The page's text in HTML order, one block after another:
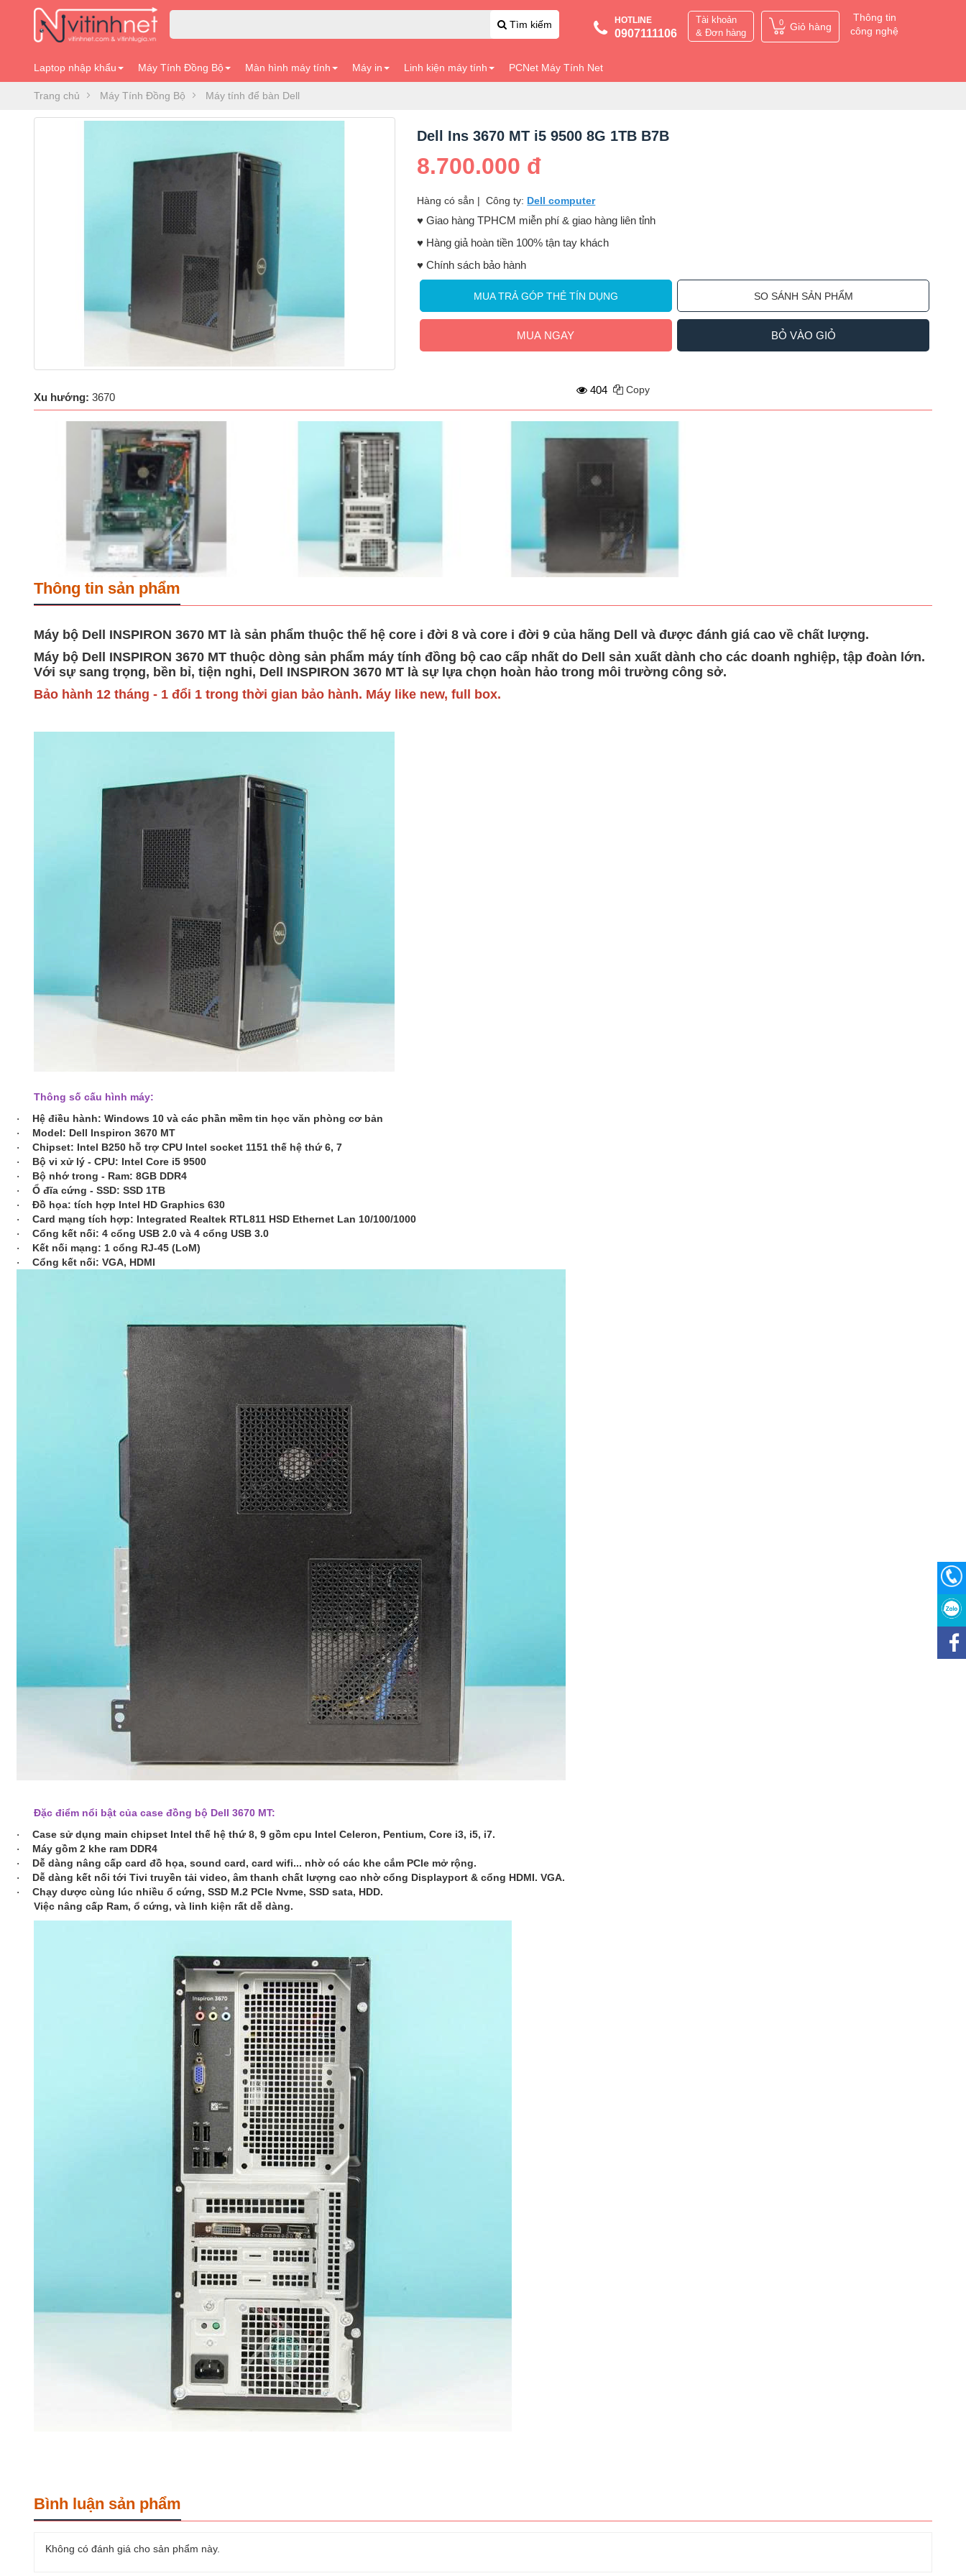
Tìm kiếm HOTLINE
0907111106
Tài khoản
& Đơn hàng
0 Giỏ hàng
Thông tin
công nghệ
Laptop nhập khẩu Máy Tính Đồng Bộ Màn hình máy tính Máy in Linh kiện máy tính PCNet Máy Tính Net
Trang chủ Máy Tính Đồng Bộ Máy tính để bàn Dell
Dell Ins 3670 MT i5 9500 8G 1TB B7B
8.700.000 đ
Hàng có sẳn |Công ty: Dell computer
♥️ Giao hàng TPHCM miễn phí & giao hàng liên tỉnh
♥️ Hàng giả hoàn tiền 100% tận tay khách
♥️ Chính sách bảo hành
MUA TRẢ GÓP THẺ TÍN DỤNG SO SÁNH SẢN PHẨM
MUA NGAY BỎ VÀO GIỎ
Xu hướng: 3670
404 Copy
Thông tin sản phẩm
Máy bộ Dell INSPIRON 3670 MT là sản phẩm thuộc thế hệ core i đời 8 và core i đời 9 của hãng Dell và được đánh giá cao về chất lượng.
Máy bộ Dell INSPIRON 3670 MT thuộc dòng sản phẩm máy tính đồng bộ cao cấp nhất do Dell sản xuất dành cho các doanh nghiệp, tập đoàn lớn.
Với sự sang trọng, bền bỉ, tiện nghi, Dell INSPIRON 3670 MT là sự lựa chọn hoàn hảo trong môi trường công sở.
Bảo hành 12 tháng - 1 đổi 1 trong thời gian bảo hành. Máy like new, full box.
Thông số cấu hình máy:
· Hệ điều hành: Windows 10 và các phần mềm tin học văn phòng cơ bản
· Model: Dell Inspiron 3670 MT
· Chipset: Intel B250 hỗ trợ CPU Intel socket 1151 thế hệ thứ 6, 7
· Bộ vi xử lý - CPU: Intel Core i5 9500
· Bộ nhớ trong - Ram: 8GB DDR4
· Ổ đĩa cứng - SSD: SSD 1TB
· Đồ họa: tích hợp Intel HD Graphics 630
· Card mạng tích hợp: Integrated Realtek RTL811 HSD Ethernet Lan 10/100/1000
· Cổng kết nối: 4 cổng USB 2.0 và 4 cổng USB 3.0
· Kết nối mạng: 1 cổng RJ-45 (LoM)
· Cổng kết nối: VGA, HDMI
Đặc điểm nổi bật của case đồng bộ Dell 3670 MT:
· Case sử dụng main chipset Intel thế hệ thứ 8, 9 gồm cpu Intel Celeron, Pentium, Core i3, i5, i7.
· Máy gồm 2 khe ram DDR4
· Dễ dàng nâng cấp card đồ họa, sound card, card wifi... nhờ có các khe cắm PCIe mở rộng.
· Dễ dàng kết nối tới Tivi truyền tải video, âm thanh chất lượng cao nhờ cổng Displayport & cổng HDMI. VGA.
·
Chạy dược cùng lúc nhiều ổ cứng, SSD M.2 PCIe Nvme, SSD sata, HDD.
Việc nâng cấp Ram, ổ cứng, và linh kiện rất dễ dàng.
Bình luận sản phẩm
Không có đánh giá cho sản phẩm này.